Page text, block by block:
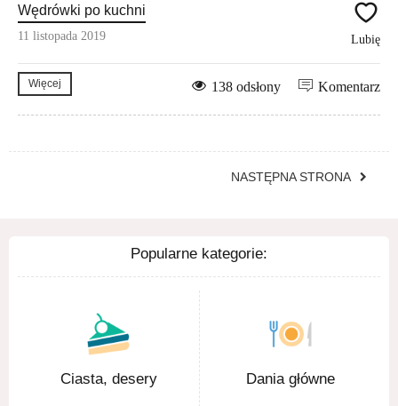
Wędrówki po kuchni
11 listopada 2019 Lubię
Więcej Komentarz
138 odsłony
NASTĘPNA STRONA
Popularne kategorie:
Ciasta, desery Dania główne